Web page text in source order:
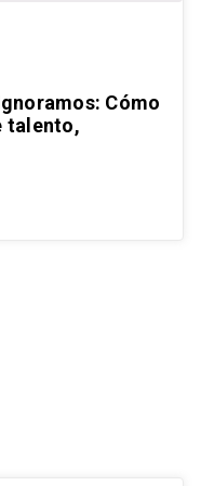
Cómo
talento,